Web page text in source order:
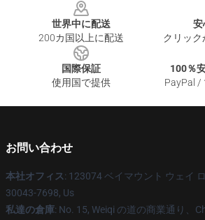
世界中に配送
200カ国以上に配送
安
クリッ
国際保証
使用国で提供
100％
PayPal /
お問い合わせ
本社オフィス: 123074 ベイマウント ウェイ
30043-7698, Us
私達の倉庫: No. 15, Weiqi の道の商業通り、